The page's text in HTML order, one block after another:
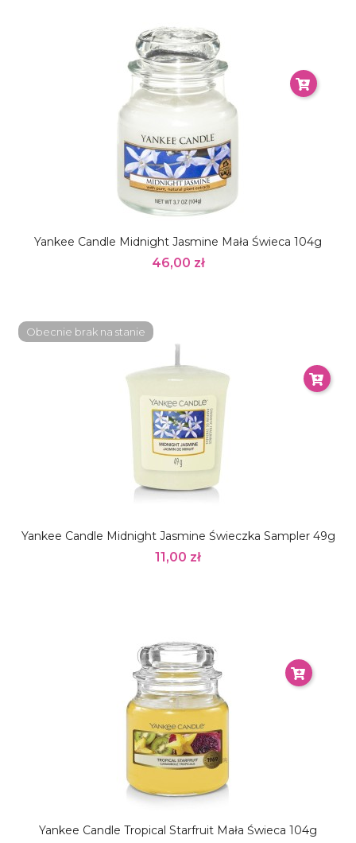
Yankee Candle Midnight Jasmine Mała Świeca 104g
46,00 zł
Yankee Candle Midnight Jasmine Świeczka Sampler 49g
11,00 zł
Obecnie brak na stanie
Yankee Candle Tropical Starfruit Mała Świeca 104g